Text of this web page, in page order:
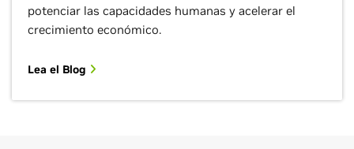
potenciar las capacidades humanas y acelerar el
crecimiento económico.
Lea el Blog